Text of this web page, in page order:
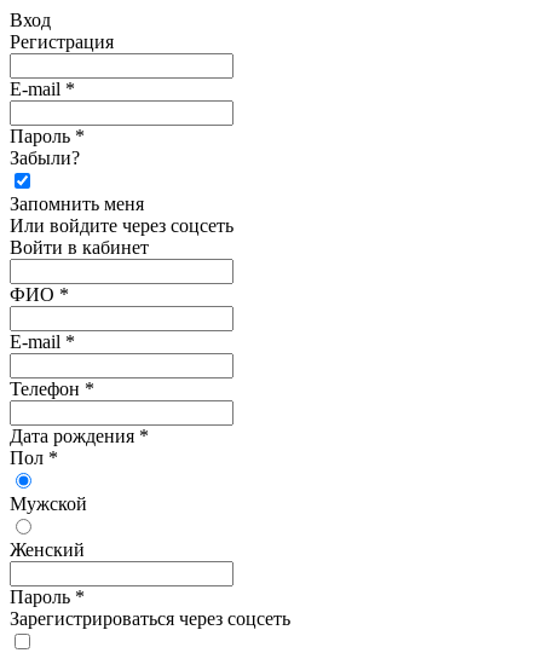
Вход
Регистрация
E-mail *
Пароль *
Забыли?
Запомнить меня
Или войдите через соцсеть
Войти в кабинет
ФИО *
E-mail *
Телефон *
Дата рождения *
Пол *
Мужской
Женский
Пароль *
Зарегистрироваться через соцсеть